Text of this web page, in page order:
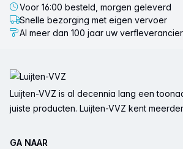
Voor 16:00 besteld, morgen geleverd
Snelle bezorging met eigen vervoer
Al meer dan 100 jaar uw verfleverancier
Luijten-VVZ is al decennia lang een
juiste producten. Luijten-VVZ kent
GA NAAR